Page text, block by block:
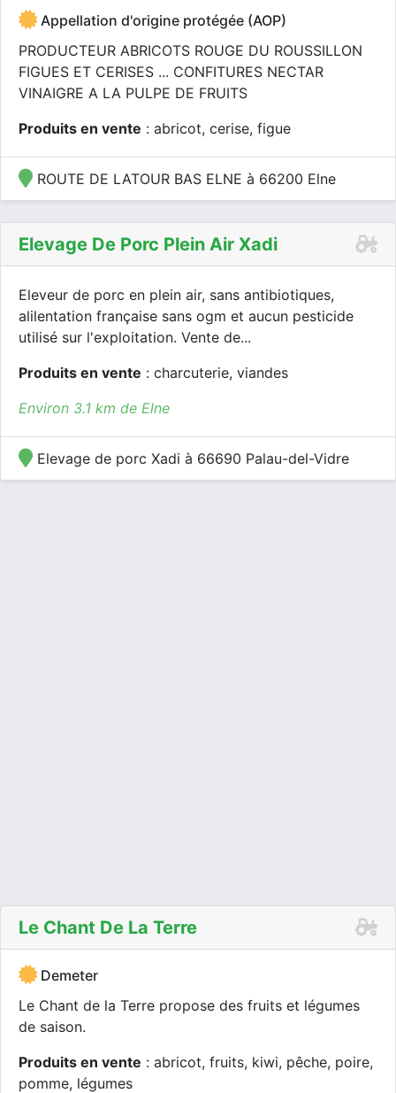
Appellation d'origine protégée (AOP)
PRODUCTEUR ABRICOTS ROUGE DU ROUSSILLON
FIGUES ET CERISES ... CONFITURES NECTAR
VINAIGRE A LA PULPE DE FRUITS
Produits en vente : abricot, cerise, figue
ROUTE DE LATOUR BAS ELNE à 66200 Elne
Elevage De Porc Plein Air Xadi
Eleveur de porc en plein air, sans antibiotiques,
alilentation française sans ogm et aucun pesticide
utilisé sur l'exploitation. Vente de...
Produits en vente : charcuterie, viandes
Environ 3.1 km de Elne
Elevage de porc Xadi à 66690 Palau-del-Vidre
Le Chant De La Terre
Demeter
Le Chant de la Terre propose des fruits et légumes
de saison.
Produits en vente : abricot, fruits, kiwi, pêche, poire,
pomme, légumes